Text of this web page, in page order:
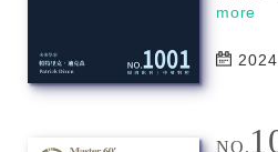
more
NO.